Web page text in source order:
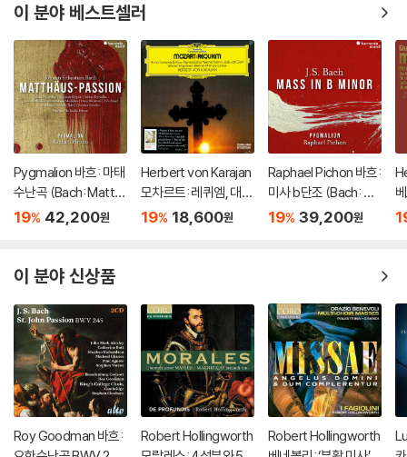
이 분야 베스트셀러
Pygmalion 바흐: 마태
수난곡 (Bach: Matth
aus-Passion BWV2
19% 42,200원
Herbert von Karajan
모차르트: 레퀴엠, 대관
식 미사 (Mozart: Req
19% 18,600원
Raphael Pichon 바흐:
미사 b단조 (Bach: Ma
ss in b minor, BWV 2
19% 39,200원
이 분야 신상품
Roy Goodman 바흐:
Robert Hollingworth
Robert Hollingworth